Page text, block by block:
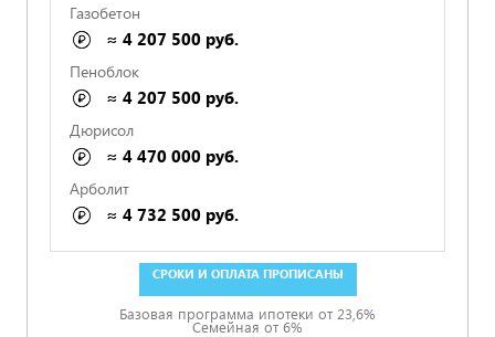
Газобетон
≈ 4 207 500 руб.
Пеноблок
≈ 4 207 500 руб.
Дюрисол
≈ 4 470 000 руб.
Арболит
≈ 4 732 500 руб.
СРОКИ И ОПЛАТА ПРОПИСАНЫ
ФИКСИРОВАННАЯ СТОИМОСТЬ В СМЕТЕ
ГАРАНТИЯ 5 ЛЕТ ПО ДОГОВОРУ
Базовая программа ипотеки от 23,6%
Семейная от 6%